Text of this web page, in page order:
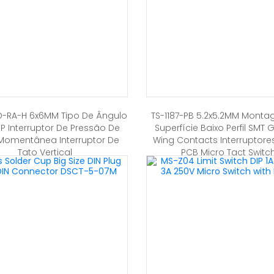
RA-H 6x6MM Tipo De Ângulo
Interruptor De Pressão De
Interruptor De
Tato Vertical
TS-1187-PB 5.2x5.2MM
Superfície Baixo Perfil SMT
Wing Contacts
PCB Micro Tact